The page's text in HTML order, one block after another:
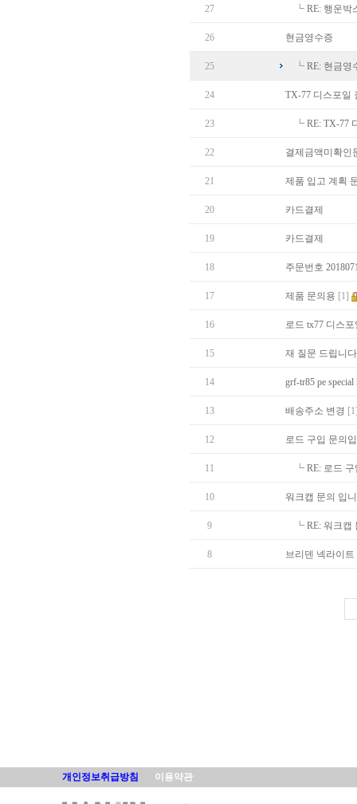
27 ┗ RE: 행운박
26 현금영수증
25 ┗ RE: 현금영
24 TX-77 디스포일
23 ┗ RE: TX-77
22 결제금액미확인
21 제품 입고 계획
20 카드결제
19 카드결제
18 주문번호
17 제품 문의용 [1]
16 로드 tx77 디스
15 재 질문 드립니다
14 grf-tr85 pe
13 배송주소 변경
12 로드 구입 문의
11 ┗ RE: 로드
10 워크캡 문의 입
9 ┗ RE: 워크캡
8 브리덴 넥라이트
개인정보취급방침 이용약관